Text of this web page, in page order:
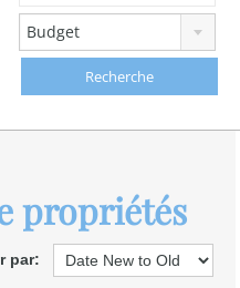
Budget
propriétés
par: